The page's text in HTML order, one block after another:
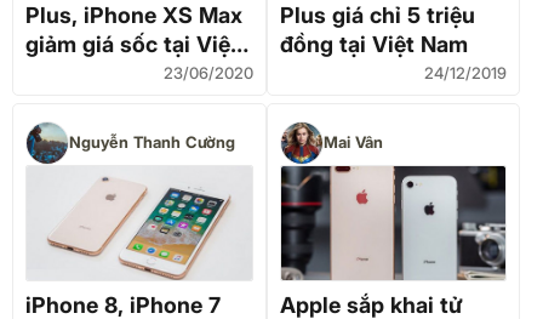
Plus, iPhone XS Max
giảm giá sốc tại Việt
Nam, về mức hấp dẫn
23/06/2020
Plus giá chỉ 5 triệu
đồng tại Việt Nam
24/12/2019
Nguyễn Thanh Cường
iPhone 8, iPhone 7
Mai Vân
Apple sắp khai tử